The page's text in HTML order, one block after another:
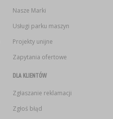
Nasze Marki
Usługi parku maszyn
Projekty unijne
Zapytania ofertowe
DLA KLIENTÓW
Zgłaszanie reklamacji
Zgłoś błąd